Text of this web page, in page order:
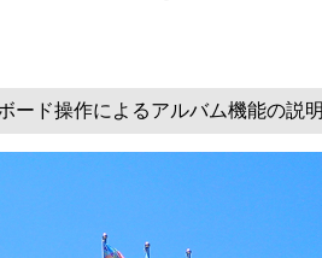
ード操作によるアルバム機能の説